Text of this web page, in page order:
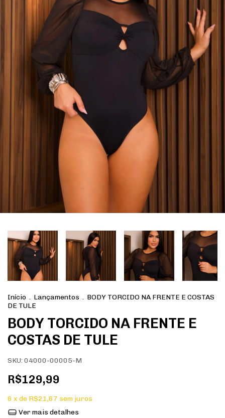
Início . Lançamentos . BODY TORCIDO NA FRENTE E COSTAS
DE TULE
BODY TORCIDO NA FRENTE E
COSTAS DE TULE
SKU: 04000-00005-M
R$129,99
6 x de R$21,67 sem juros
Ver mais detalhes